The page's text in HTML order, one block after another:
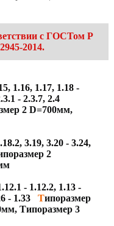
с ГОСТом Р
2014.
1.16, 1.17, 1.18 -
- 2.3.7, 2.4
2 D=700мм,
3.19, 3.20 - 3.24,
2
- 1.12.2, 1.13 -
- 1.33 Типоразмер
Типоразмер 3